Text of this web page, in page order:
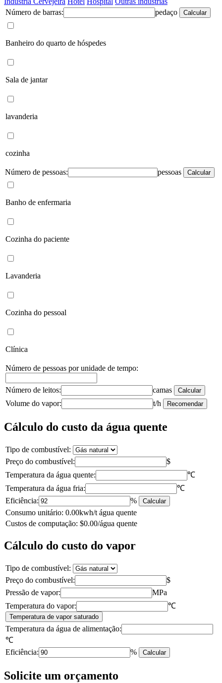
Número de barras:
pedaço Calcular
Banheiro do quarto de hóspedes
Sala de jantar
lavanderia
cozinha
Número de pessoas: pessoas Calcular
Banho de enfermaria
Cozinha do paciente
Lavanderia
Cozinha do pessoal
Clínica
Número de pessoas por unidade de tempo:
Número de leitos: camas Calcular
Volume do vapor: t/h Recomendar
Cálculo do custo da água quente
Tipo de combustível:
Preço do combustível:
$
Temperatura da água quente:
℃
Temperatura da água fria:
℃
Eficiência:
% Calcular
Consumo unitário: 0.00kwh/t água quente
Custos de computação: $0.00/água quente
Cálculo do custo do vapor
Tipo de combustível:
Preço do combustível:
$
Pressão de vapor:
MPa
Temperatura do vapor:
℃
Temperatura de vapor saturado
Temperatura da água de alimentação:
℃
Eficiência:
% Calcular
Solicite um orçamento